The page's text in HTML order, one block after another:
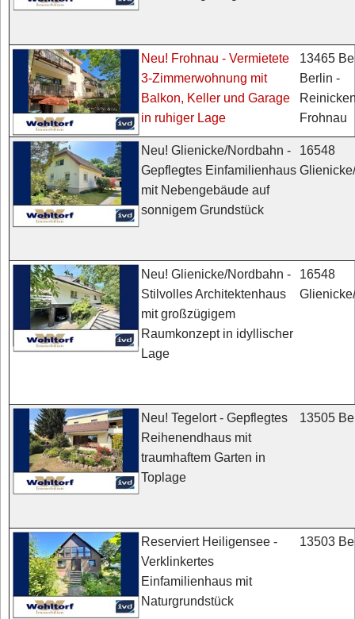
Neu! Frohnau - Vermietete
3-Zimmerwohnung mit
Balkon, Keller und Garage
in ruhiger Lage
13465
Berlin -
Frohnau
Neu! Glienicke/Nordbahn -
Gepflegtes Einfamilienhaus
mit Nebengebäude auf
sonnigem Grundstück
16548
Neu! Glienicke/Nordbahn -
Stilvolles Architektenhaus
mit großzügigem
Raumkonzept in idyllischer
Lage
16548
Neu! Tegelort - Gepflegtes
Reihenendhaus mit
traumhaftem Garten in
Toplage
13505
Reserviert Heiligensee -
Verklinkertes
Einfamilienhaus mit
Naturgrundstück
13503